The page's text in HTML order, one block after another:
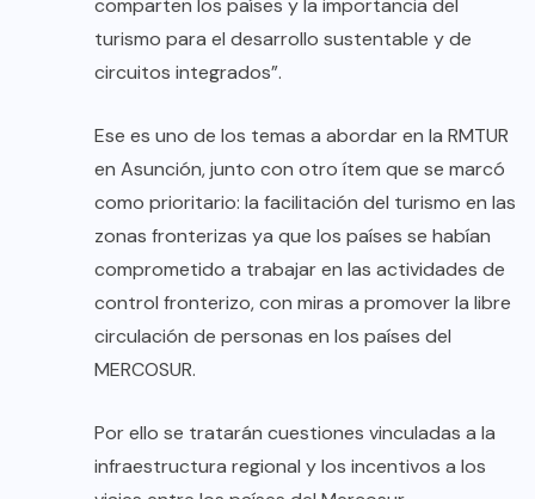
comparten los países y la importancia del
turismo para el desarrollo sustentable y de
circuitos integrados”.
Ese es uno de los temas a abordar en la RMTUR
en Asunción, junto con otro ítem que se marcó
como prioritario: la facilitación del turismo en las
zonas fronterizas ya que los países se habían
comprometido a trabajar en las actividades de
control fronterizo, con miras a promover la libre
circulación de personas en los países del
MERCOSUR.
Por ello se tratarán cuestiones vinculadas a la
infraestructura regional y los incentivos a los